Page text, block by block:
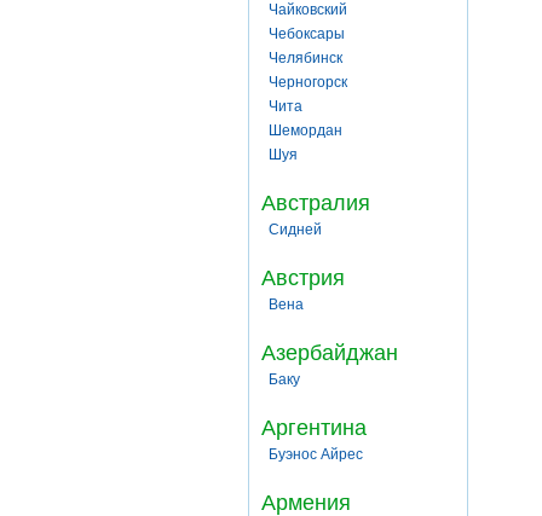
Чайковский
Чебоксары
Челябинск
Черногорск
Чита
Шемордан
Шуя
Австралия
Сидней
Австрия
Вена
Азербайджан
Баку
Аргентина
Буэнос Айрес
Армения